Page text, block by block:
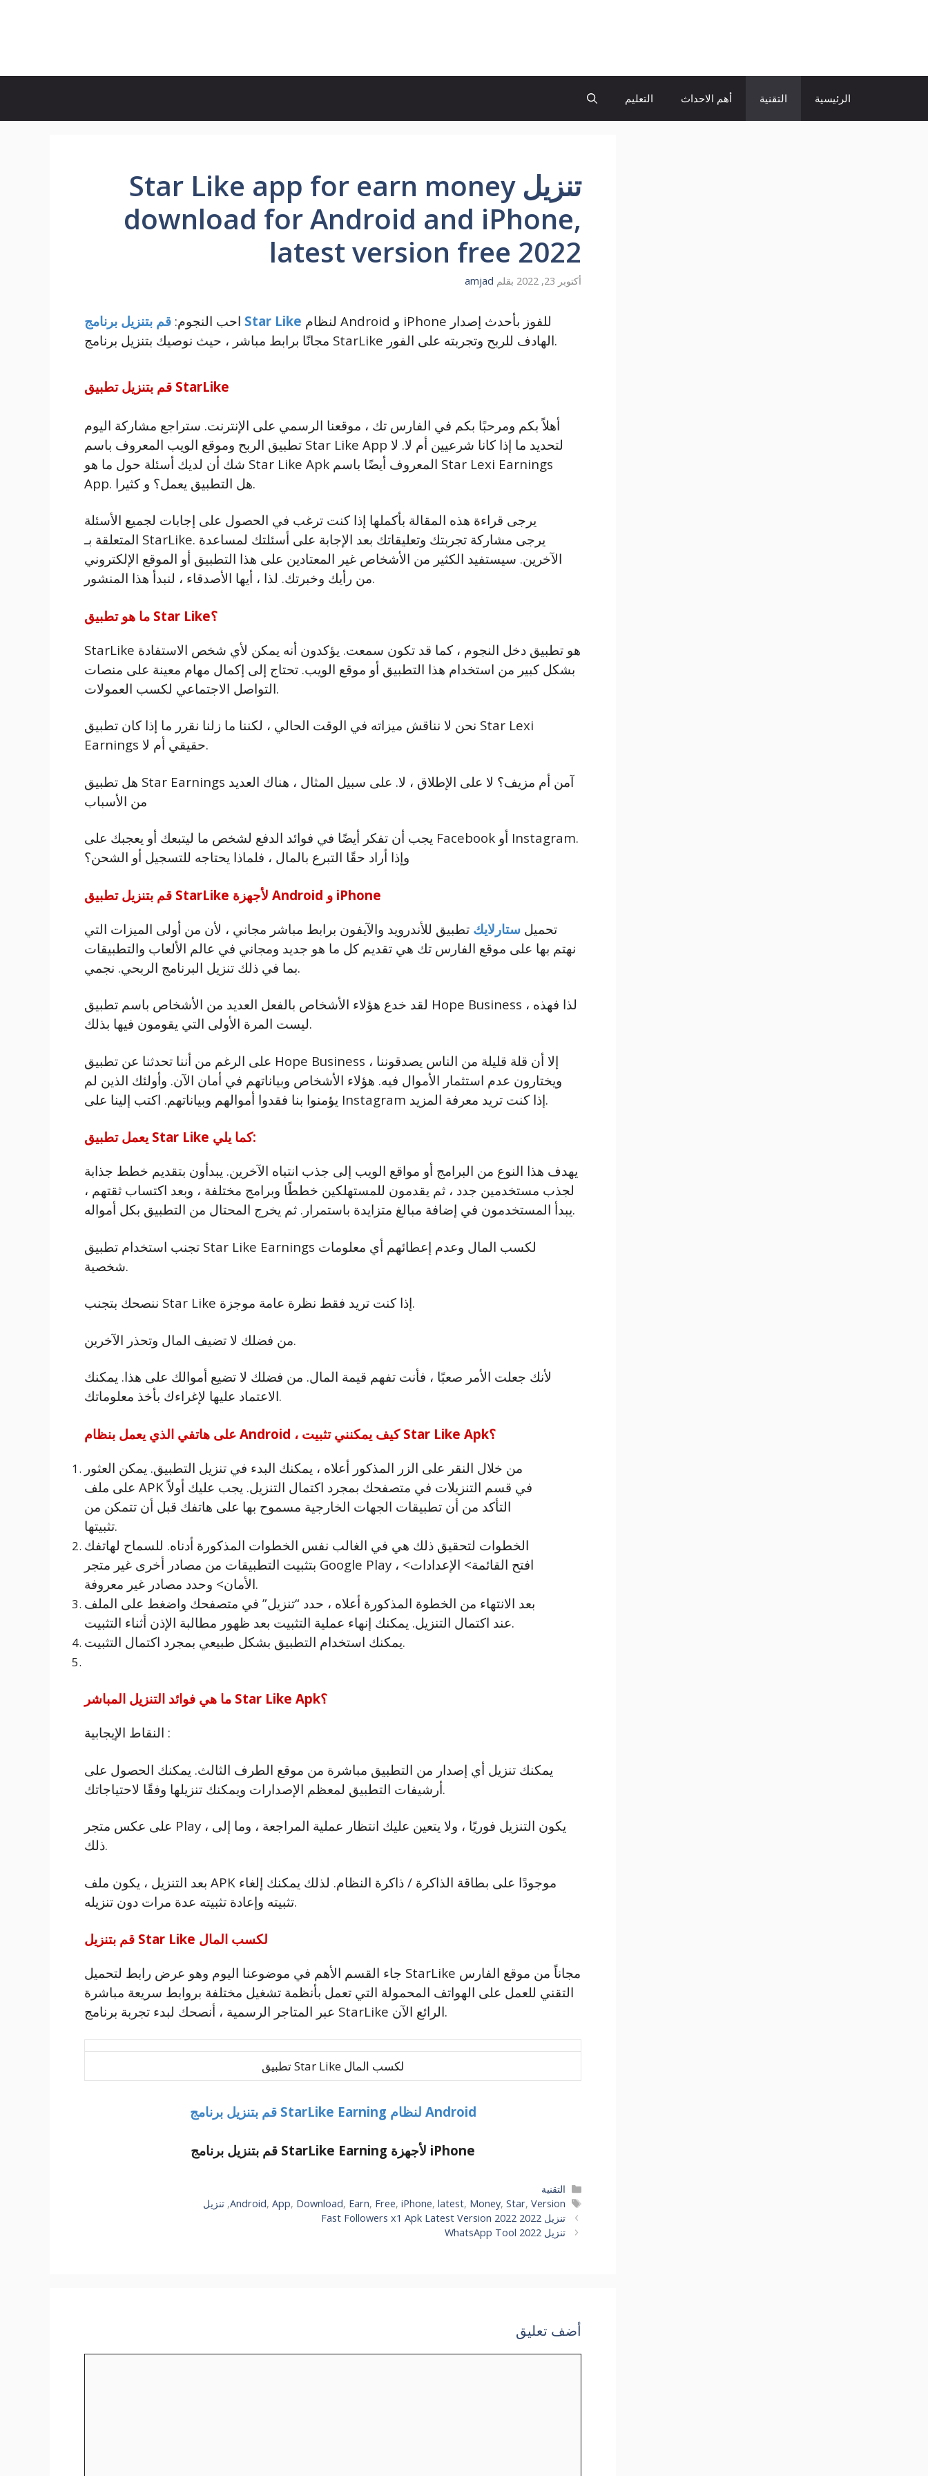
الرئيسية التقنية أهم الاحداث التعليم
تنزيل Star Like app for earn money
download for Android and iPhone,
latest version free 2022
أكتوبر 23, 2022 بقلم amjad
احب النجوم: قم بتنزيل برنامج Star Like
مجانًا برابط مباشر ، حيث نوصيك بتنزيل برنامج StarLike الهادف للربح وتجربته على الفور.
قم بتنزيل تطبيق StarLike
أهلاً بكم ومرحبًا بكم في الفارس تك ، موقعنا الرسمي على الإنترنت. ستراجع مشاركة اليوم
تطبيق الربح وموقع الويب المعروف باسم Star Like App لتحديد ما إذا كانا شرعيين أم لا. لا
شك أن لديك أسئلة حول ما هو Star Like Apk المعروف أيضًا باسم Star Lexi Earnings
App. هل التطبيق يعمل؟ و كثيرا.
يرجى قراءة هذه المقالة بأكملها إذا كنت ترغب في الحصول على إجابات لجميع الأسئلة
المتعلقة بـ StarLike. يرجى مشاركة تجربتك وتعليقاتك بعد الإجابة على أسئلتك لمساعدة
الآخرين. سيستفيد الكثير من الأشخاص غير المعتادين على هذا التطبيق أو الموقع الإلكتروني
من رأيك وخبرتك. لذا ، أيها الأصدقاء ، لنبدأ هذا المنشور.
ما هو تطبيق Star Like؟
StarLike هو تطبيق دخل النجوم ، كما قد تكون سمعت. يؤكدون أنه يمكن لأي شخص الاستفادة
بشكل كبير من استخدام هذا التطبيق أو موقع الويب. تحتاج إلى إكمال مهام معينة على منصات
التواصل الاجتماعي لكسب العمولات.
نحن لا نناقش ميزاته في الوقت الحالي ، لكننا ما زلنا نقرر ما إذا كان تطبيق Star Lexi
Earnings حقيقي أم لا.
هل تطبيق Star Earnings آمن أم مزيف؟ لا على الإطلاق ، لا. على سبيل المثال ، هناك العديد
من الأسباب
يجب أن تفكر أيضًا في فوائد الدفع لشخص ما ليتبعك أو يعجبك على Facebook أو Instagram.
وإذا أراد حقًا التبرع بالمال ، فلماذا يحتاجه للتسجيل أو الشحن؟
قم بتنزيل تطبيق StarLike لأجهزة Android و iPhone
تحميل ستارلايك تطبيق للأندرويد والآيفون برابط مباشر مجاني ، لأن من أولى الميزات التي
نهتم بها على موقع الفارس تك هي تقديم كل ما هو جديد ومجاني في عالم الألعاب والتطبيقات
بما في ذلك تنزيل البرنامج الربحي. نجمي.
لقد خدع هؤلاء الأشخاص بالفعل العديد من الأشخاص باسم تطبيق Hope Business ، لذا فهذه
ليست المرة الأولى التي يقومون فيها بذلك.
على الرغم من أننا تحدثنا عن تطبيق Hope Business ، إلا أن قلة قليلة من الناس يصدقوننا
ويختارون عدم استثمار الأموال فيه. هؤلاء الأشخاص وبياناتهم في أمان الآن. وأولئك الذين لم
يؤمنوا بنا فقدوا أموالهم وبياناتهم. اكتب إلينا على Instagram إذا كنت تريد معرفة المزيد.
يعمل تطبيق Star Like كما يلي:
يهدف هذا النوع من البرامج أو مواقع الويب إلى جذب انتباه الآخرين. يبدأون بتقديم خطط جذابة
لجذب مستخدمين جدد ، ثم يقدمون للمستهلكين خططًا وبرامج مختلفة ، وبعد اكتساب ثقتهم ،
يبدأ المستخدمون في إضافة مبالغ متزايدة باستمرار. ثم يخرج المحتال من التطبيق بكل أمواله.
تجنب استخدام تطبيق Star Like Earnings لكسب المال وعدم إعطائهم أي معلومات
شخصية.
ننصحك بتجنب Star Like إذا كنت تريد فقط نظرة عامة موجزة.
من فضلك لا تضيف المال وتحذر الآخرين.
لأنك جعلت الأمر صعبًا ، فأنت تفهم قيمة المال. من فضلك لا تضيع أموالك على هذا. يمكنك
الاعتماد عليها لإغراءك بأخذ معلوماتك.
على هاتفي الذي يعمل بنظام Android ، كيف يمكنني تثبيت Star Like Apk؟
من خلال النقر على الزر المذكور أعلاه ، يمكنك البدء في تنزيل التطبيق. يمكن العثور
على ملف APK في قسم التنزيلات في متصفحك بمجرد اكتمال التنزيل. يجب عليك أولاً
التأكد من أن تطبيقات الجهات الخارجية مسموح بها على هاتفك قبل أن تتمكن من
تثبيتها.
الخطوات لتحقيق ذلك هي في الغالب نفس الخطوات المذكورة أدناه. للسماح لهاتفك
بتثبيت التطبيقات من مصادر أخرى غير متجر Google Play ، افتح القائمة> الإعدادات>
الأمان> وحدد مصادر غير معروفة.
بعد الانتهاء من الخطوة المذكورة أعلاه ، حدد “تنزيل” في متصفحك واضغط على الملف
عند اكتمال التنزيل. يمكنك إنهاء عملية التثبيت بعد ظهور مطالبة الإذن أثناء التثبيت.
يمكنك استخدام التطبيق بشكل طبيعي بمجرد اكتمال التثبيت.
ما هي فوائد التنزيل المباشر Star Like Apk؟
النقاط الإيجابية :
يمكنك تنزيل أي إصدار من التطبيق مباشرة من موقع الطرف الثالث. يمكنك الحصول على
أرشيفات التطبيق لمعظم الإصدارات ويمكنك تنزيلها وفقًا لاحتياجاتك.
على عكس متجر Play ، يكون التنزيل فوريًا ، ولا يتعين عليك انتظار عملية المراجعة ، وما إلى
ذلك.
بعد التنزيل ، يكون ملف APK موجودًا على بطاقة الذاكرة / ذاكرة النظام. لذلك يمكنك إلغاء
تثبيته وإعادة تثبيته عدة مرات دون تنزيله.
قم بتنزيل Star Like لكسب المال
جاء القسم الأهم في موضوعنا اليوم وهو عرض رابط لتحميل StarLike مجاناً من موقع الفارس
التقني للعمل على الهواتف المحمولة التي تعمل بأنظمة تشغيل مختلفة بروابط سريعة مباشرة
عبر المتاجر الرسمية ، أنصحك لبدء تجربة برنامج StarLike الرائع الآن.
تطبيق Star Like لكسب المال
قم بتنزيل برنامج StarLike Earning لنظام Android
قم بتنزيل برنامج StarLike Earning لأجهزة iPhone
التصنيفات
التقنية
الوسوم
Android, App, Download, Earn, Free, iPhone, latest, Money, Star, Version
,تنزيل
تنزيل Fast Followers x1 Apk Latest Version 2022 2022
تنزيل WhatsApp Tool 2022
أضف تعليق